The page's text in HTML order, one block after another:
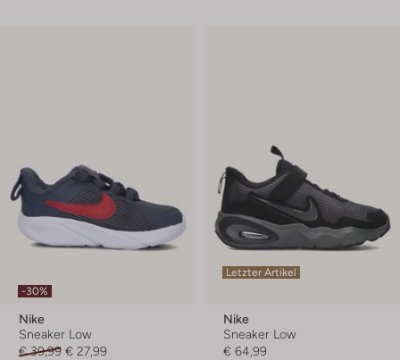
-30%
Nike
Sneaker Low
€ 39,99 € 27,99
Letzter Artikel
Nike
Sneaker Low
€ 64,99